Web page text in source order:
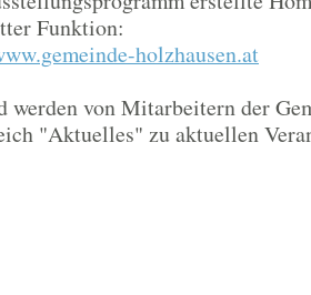
Funktion:
holzhausen.at
werden von Mitarbeitern der
"Aktuelles" zu aktuellen